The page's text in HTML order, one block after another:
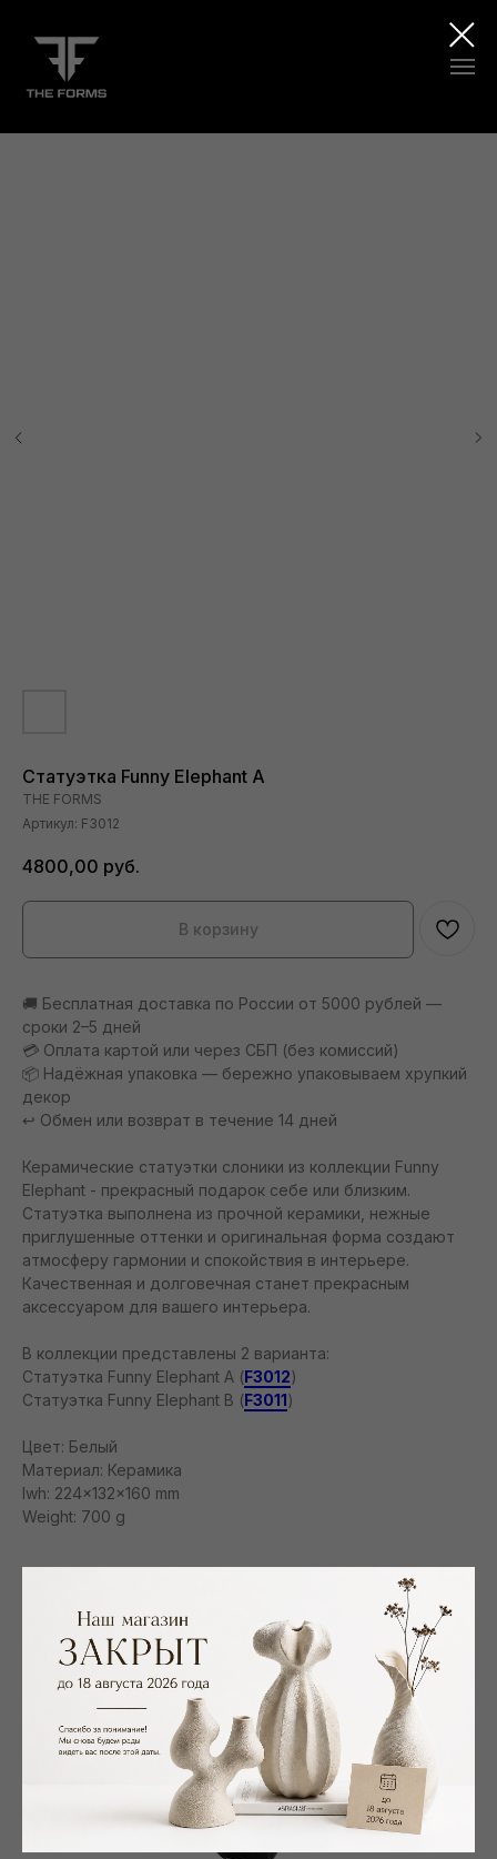
Статуэтка Funny Elephant A
THE FORMS
Артикул: F3012
4800,00 руб.
В корзину
🚚 Бесплатная доставка по России от 5000 рублей —
сроки 2–5 дней
💳 Оплата картой или через СБП (без комиссий)
📦 Надёжная упаковка — бережно упаковываем хрупкий
декор
↩️ Обмен или возврат в течение 14 дней
Керамические статуэтки слоники из коллекции Funny
Elephant - прекрасный подарок себе или близким.
Статуэтка выполнена из прочной керамики, нежные
приглушенные оттенки и оригинальная форма создают
атмосферу гармонии и спокойствия в интерьере.
Качественная и долговечная станет прекрасным
аксессуаром для вашего интерьера.
В коллекции представлены 2 варианта:
Статуэтка Funny Elephant A (F3012)
Статуэтка Funny Elephant B (F3011)
Цвет: Белый
Материал: Керамика
lwh: 224x132x160 mm
Weight: 700 g
NEW